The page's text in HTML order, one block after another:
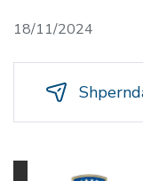
18/11/2024